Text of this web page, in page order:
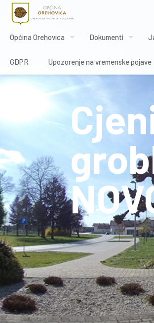
Općina Orehovica Dokumenti
GDPR Upozorenje na vremenske pojave